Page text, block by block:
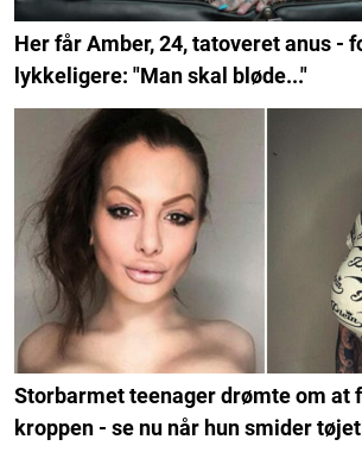
Her får Amber, 24, tatoveret anus -
lykkeligere: "Man skal bløde..."
Storbarmet teenager drømte om at
kroppen - se nu når hun smider